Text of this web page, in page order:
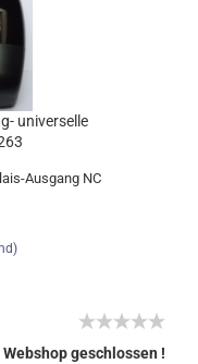
universelle
Ausgang NC
Webshop geschlossen !